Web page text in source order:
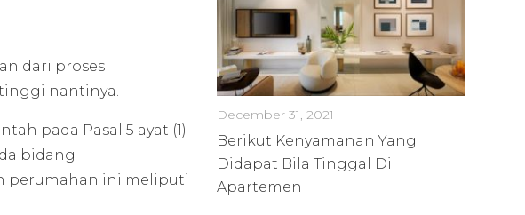
dari proses
nantinya.
pada Pasal 5 ayat (1)
bidang
perumahan ini meliputi
December 31, 2021
Berikut Kenyamanan Yang
Didapat Bila Tinggal Di
Apartemen